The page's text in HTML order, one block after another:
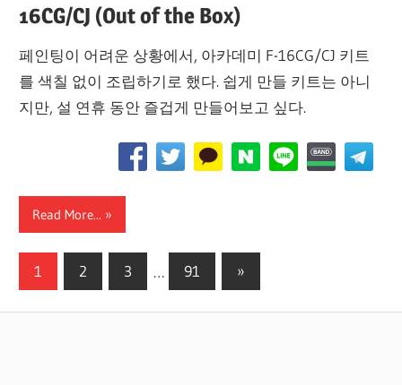
16CG/CJ (Out of the Box)
페인팅이 어려운 상황에서, 아카데미 F-16CG/CJ 키트
를 색칠 없이 조립하기로 했다. 쉽게 만들 키트는 아니
지만, 설 연휴 동안 즐겁게 만들어보고 싶다.
Read More...
글
1 2 3 … 91
Next
Posts
»